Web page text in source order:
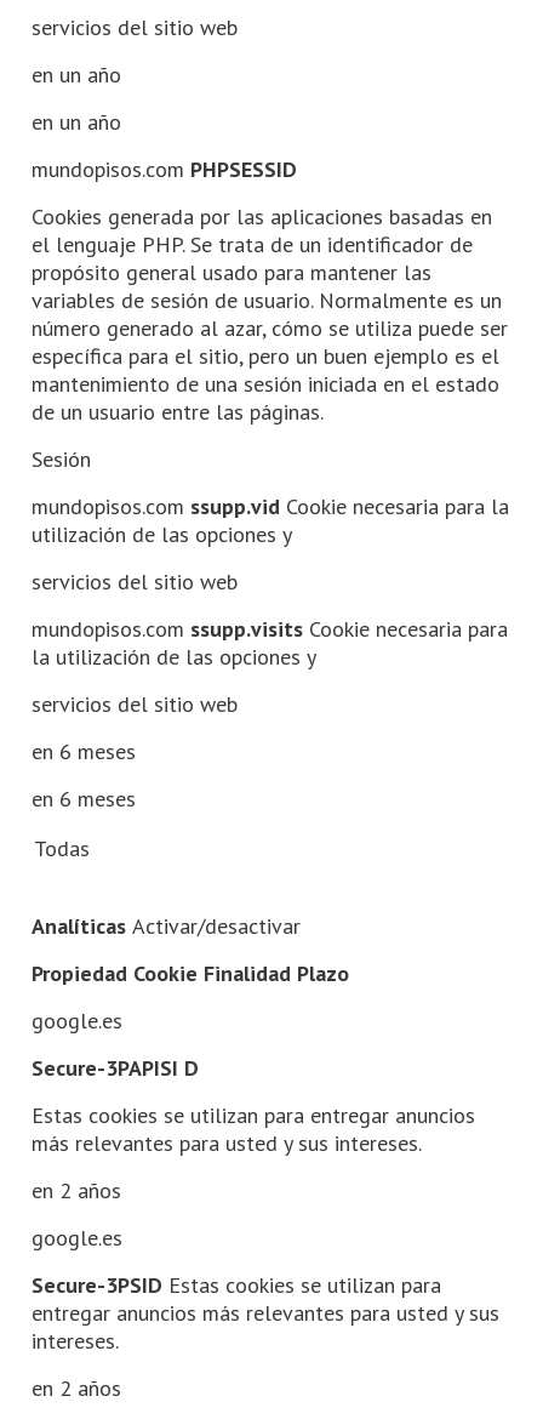
servicios del sitio web
en un año
en un año
mundopisos.com PHPSESSID
Cookies generada por las aplicaciones basadas en
el lenguaje PHP. Se trata de un identificador de
propósito general usado para mantener las
variables de sesión de usuario. Normalmente es un
número generado al azar, cómo se utiliza puede ser
específica para el sitio, pero un buen ejemplo es el
mantenimiento de una sesión iniciada en el estado
de un usuario entre las páginas.
Sesión
mundopisos.com ssupp.vid Cookie necesaria para la
utilización de las opciones y
servicios del sitio web
mundopisos.com ssupp.visits Cookie necesaria para
la utilización de las opciones y
servicios del sitio web
en 6 meses
en 6 meses
Todas
AnalíticasActivar/desactivar
Propiedad Cookie Finalidad Plazo
google.es
Secure-3PAPISI D
Estas cookies se utilizan para entregar anuncios
más relevantes para usted y sus intereses.
en 2 años
google.es
Secure-3PSID Estas cookies se utilizan para
entregar anuncios más relevantes para usted y sus
intereses.
en 2 años